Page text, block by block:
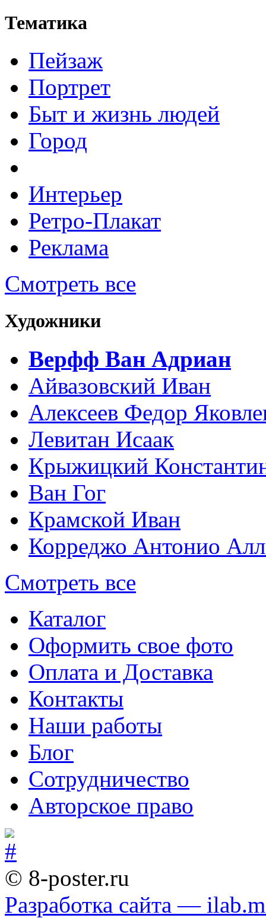
Тематика
Пейзаж
Портрет
Быт и жизнь людей
Город
Интерьер
Ретро-Плакат
Реклама
Смотреть все
Художники
Верфф Ван Адриан
Айвазовский Иван
Алексеев Федор
Левитан Исаак
Крыжицкий
Ван Гог
Крамской Иван
Корреджо Антонио
Смотреть все
Каталог
Оформить свое фото
Оплата и Доставка
Контакты
Наши работы
Блог
Сотрудничество
Авторское право
© 8-poster.ru
Разработка сайта —